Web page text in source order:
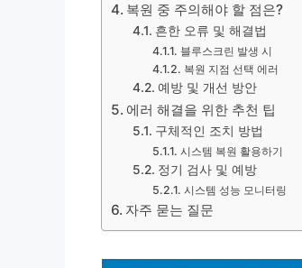
복원 중 주의해야 할 점은?
흔한 오류 및 해결법
블루스크린 발생 시
복원 지점 선택 에러
예방 및 개선 방안
에러 해결을 위한 추천 팁
구체적인 조치 방법
시스템 복원 활용하기
정기 검사 및 예방
시스템 성능 모니터링
자주 묻는 질문